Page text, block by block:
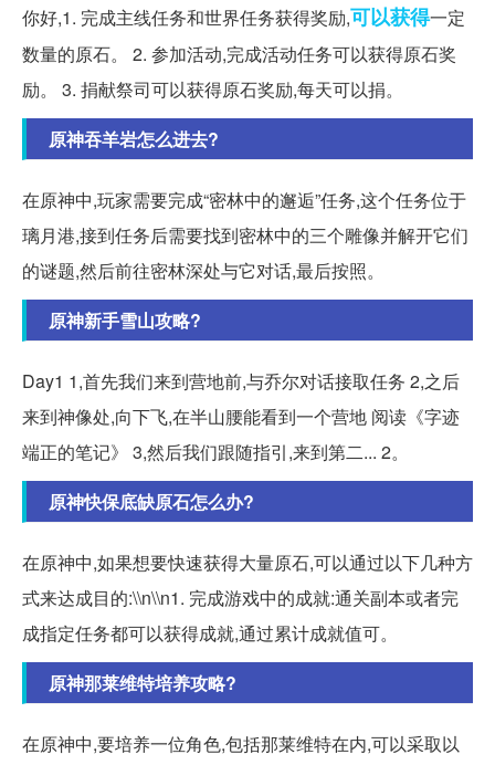
你好,1. 完成主线任务和世界任务获得奖励,可以获得一定
数量的原石。 2. 参加活动,完成活动任务可以获得原石奖
励。 3. 捐献祭司可以获得原石奖励,每天可以捐。
原神吞羊岩怎么进去?
在原神中,玩家需要完成“密林中的邂逅”任务,这个任务位于
璃月港,接到任务后需要找到密林中的三个雕像并解开它们
的谜题,然后前往密林深处与它对话,最后按照。
原神新手雪山攻略?
Day1 1,首先我们来到营地前,与乔尔对话接取任务 2,之后
来到神像处,向下飞,在半山腰能看到一个营地 阅读《字迹
端正的笔记》 3,然后我们跟随指引,来到第二... 2。
原神快保底缺原石怎么办?
在原神中,如果想要快速获得大量原石,可以通过以下几种方
式来达成目的:\\n\\n1. 完成游戏中的成就:通关副本或者完
成指定任务都可以获得成就,通过累计成就值可。
原神那莱维特培养攻略?
在原神中,要培养一位角色,包括那莱维特在内,可以采取以